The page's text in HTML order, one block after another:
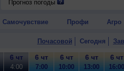
Прогноз погоды
Самочувствие Профи Агро
Почасовой Сегодня
6 чт
4:00
6 чт
7:00
6 чт
10:00
6 чт
13:00
6 чт
16:00